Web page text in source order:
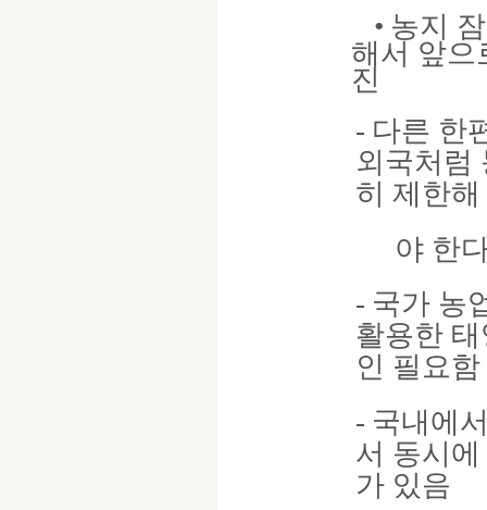
• 농지
해서 앞으
진
- 다른 한
외국처럼
히 제한해
야 한
- 국가 농
활용한
인 필요함
- 국내에
서 동시
가 있음